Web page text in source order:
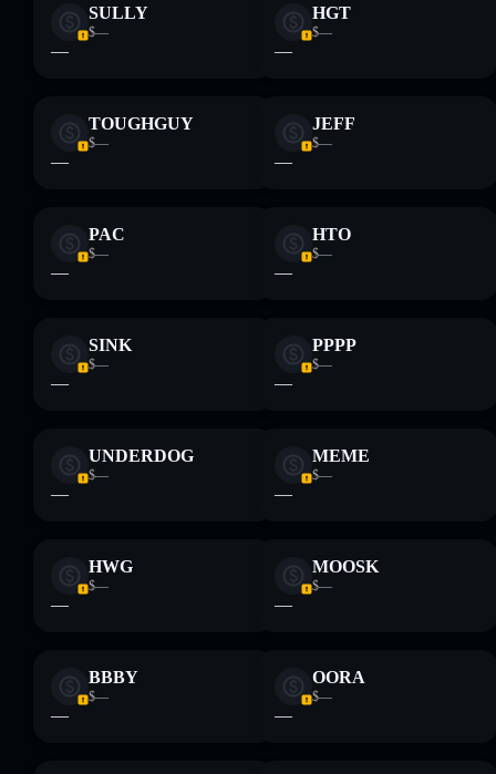
SULLY
$—
—
HGT
$—
—
TOUGHGUY
$—
—
JEFF
$—
—
PAC
$—
—
HTO
$—
—
SINK
$—
—
PPPP
$—
—
UNDERDOG
$—
—
MEME
$—
—
HWG
$—
—
MOOSK
$—
—
BBBY
$—
—
OORA
$—
—